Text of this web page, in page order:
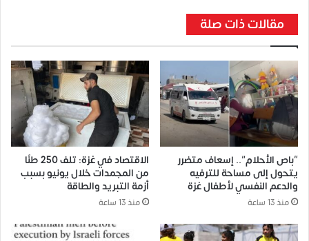
مقالات ذات صلة
“باص الأحلام”.. إسعاف متضرر
يتحول إلى مساحة للترفيه
والدعم النفسي لأطفال غزة
منذ 13 ساعة
الاقتصاد في غزة: تلف 250 طنًا
من المجمدات خلال يونيو بسبب
أزمة التبريد والطاقة
منذ 13 ساعة